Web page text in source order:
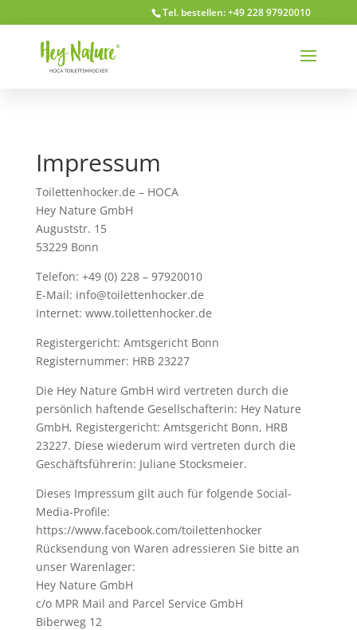
Tel. bestellen: +49 228 97920010
Impressum
Toilettenhocker.de – HOCA
Hey Nature GmbH
Auguststr. 15
53229 Bonn
Telefon: +49 (0) 228 – 97920010
E-Mail: info@toilettenhocker.de
Internet: www.toilettenhocker.de
Registergericht: Amtsgericht Bonn
Registernummer: HRB 23227
Die Hey Nature GmbH wird vertreten durch die
persönlich haftende Gesellschafterin: Hey Nature
GmbH, Registergericht: Amtsgericht Bonn, HRB
23227. Diese wiederum wird vertreten durch die
Geschäftsführerin: Juliane Stocksmeier.
Dieses Impressum gilt auch für folgende Social-
Media-Profile:
https://www.facebook.com/toilettenhocker
Rücksendung von Waren adressieren Sie bitte an
unser Warenlager:
Hey Nature GmbH
c/o MPR Mail and Parcel Service GmbH
Biberweg 12